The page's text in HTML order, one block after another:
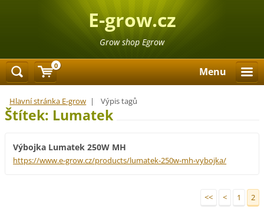
E-grow.cz
Grow shop Egrow
Menu
Hlavní stránka E-grow | Výpis tagů
Štítek: Lumatek
Výbojka Lumatek 250W MH
https://www.e-grow.cz/products/lumatek-250w-mh-vybojka/
<< < 1 2
0